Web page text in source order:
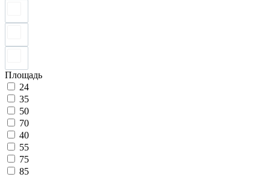
Площадь
24
35
50
70
40
55
75
85